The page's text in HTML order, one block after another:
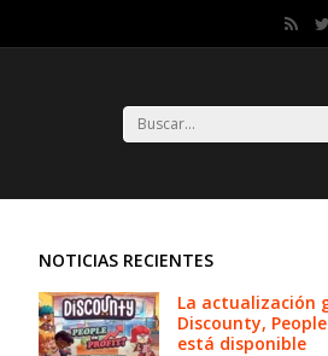
NOTICIAS RECIENTES
La actualización
Discounty,
está disponible